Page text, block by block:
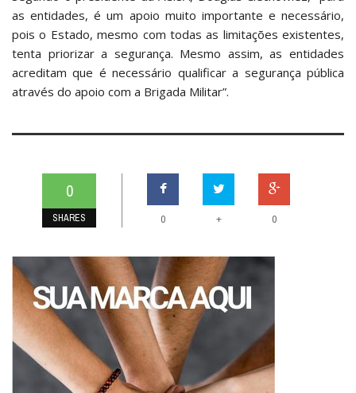
as entidades, é um apoio muito importante e necessário,
pois o Estado, mesmo com todas as limitações existentes,
tenta priorizar a segurança. Mesmo assim, as entidades
acreditam que é necessário qualificar a segurança pública
através do apoio com a Brigada Militar”.
0
SHARES 0 + 0